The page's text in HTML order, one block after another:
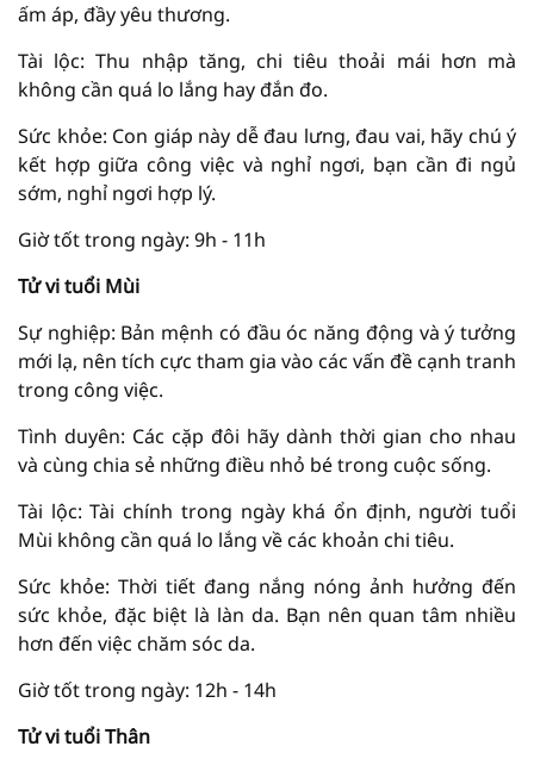
ấm áp, đầy yêu thương.
Tài lộc: Thu nhập tăng, chi tiêu thoải mái hơn mà
không cần quá lo lắng hay đắn đo.
Sức khỏe: Con giáp này dễ đau lưng, đau vai, hãy chú ý
kết hợp giữa công việc và nghỉ ngơi, bạn cần đi ngủ
sớm, nghỉ ngơi hợp lý.
Giờ tốt trong ngày: 9h - 11h
Tử vi tuổi Mùi
Sự nghiệp: Bản mệnh có đầu óc năng động và ý tưởng
mới lạ, nên tích cực tham gia vào các vấn đề cạnh tranh
trong công việc.
Tình duyên: Các cặp đôi hãy dành thời gian cho nhau
và cùng chia sẻ những điều nhỏ bé trong cuộc sống.
Tài lộc: Tài chính trong ngày khá ổn định, người tuổi
Mùi không cần quá lo lắng về các khoản chi tiêu.
Sức khỏe: Thời tiết đang nắng nóng ảnh hưởng đến
sức khỏe, đặc biệt là làn da. Bạn nên quan tâm nhiều
hơn đến việc chăm sóc da.
Giờ tốt trong ngày: 12h - 14h
Tử vi tuổi Thân